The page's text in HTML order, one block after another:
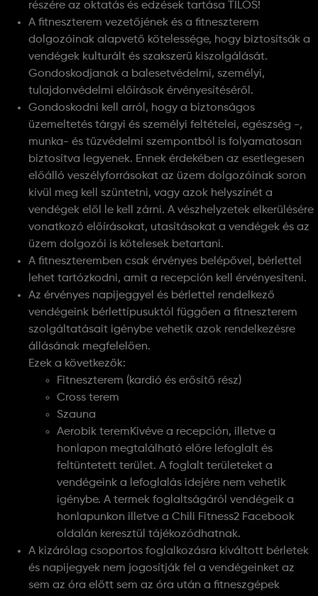
részére az oktatás és edzések tartása TILOS!
A fitneszterem vezetőjének és a fitneszterem
dolgozóinak alapvető kötelessége, hogy biztosítsák a
vendégek kulturált és szakszerű kiszolgálását.
Gondoskodjanak a balesetvédelmi, személyi,
tulajdonvédelmi előírások érvényesítéséről.
Gondoskodni kell arról, hogy a biztonságos
üzemeltetés tárgyi és személyi feltételei, egészség -,
munka- és tűzvédelmi szempontból is folyamatosan
biztosítva legyenek. Ennek érdekében az esetlegesen
előálló veszélyforrásokat az üzem dolgozóinak soron
kívül meg kell szüntetni, vagy azok helyszínét a
vendégek elől le kell zárni. A vészhelyzetek elkerülésére
vonatkozó előírásokat, utasításokat a vendégek és az
üzem dolgozói is kötelesek betartani.
A fitneszteremben csak érvényes belépővel, bérlettel
lehet tartózkodni, amit a recepción kell érvényesíteni.
Az érvényes napijeggyel és bérlettel rendelkező
vendégeink bérlettípusuktól függően a fitneszterem
szolgáltatásait igénybe vehetik azok rendelkezésre
állásának megfelelően.
Ezek a következők:
Fitneszterem (kardió és erősítő rész)
Cross terem
Szauna
Aerobik teremKivéve a recepción, illetve a
honlapon megtalálható előre lefoglalt és
feltüntetett terület. A foglalt területeket a
vendégeink a lefoglalás idejére nem vehetik
igénybe. A termek foglaltságáról vendégeik a
honlapunkon illetve a Chili Fitness2 Facebook
oldalán keresztül tájékozódhatnak.
A kizárólag csoportos foglalkozásra kiváltott bérletek
és napijegyek nem jogosítják fel a vendégeinket az
sem az óra előtt sem az óra után a fitneszgépek